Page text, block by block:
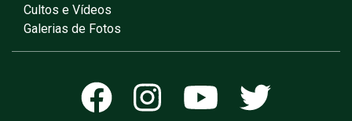
Cultos e Vídeos
Galerias de Fotos